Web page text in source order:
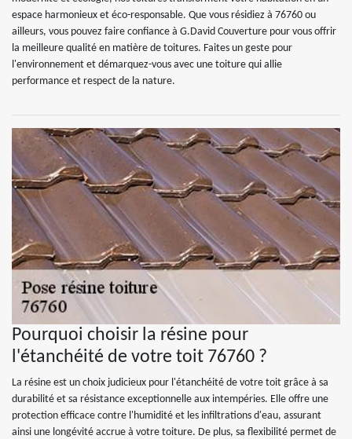
espace harmonieux et éco-responsable. Que vous résidiez à 76760 ou
ailleurs, vous pouvez faire confiance à G.David Couverture pour vous offrir
la meilleure qualité en matière de toitures. Faites un geste pour
l'environnement et démarquez-vous avec une toiture qui allie
performance et respect de la nature.
Pourquoi choisir la résine pour
l'étanchéité de votre toit 76760 ?
La résine est un choix judicieux pour l'étanchéité de votre toit grâce à sa
durabilité et sa résistance exceptionnelle aux intempéries. Elle offre une
protection efficace contre l'humidité et les infiltrations d'eau, assurant
ainsi une longévité accrue à votre toiture. De plus, sa flexibilité permet de